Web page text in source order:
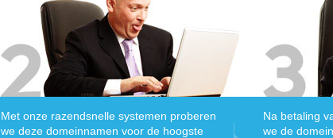
Met onze razendsnelle systemen proberen
we deze domeinnamen voor de hoogste
Na betaling
we de